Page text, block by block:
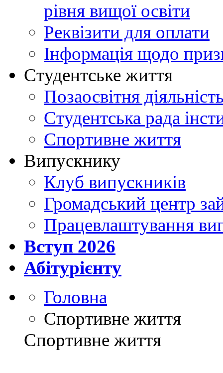
рівня вищої освіти
Реквізити для оплати
Інформація щодо
Студентське життя
Позаосвітня
Студентська рада
Спортивне життя
Випускнику
Клуб випускників
Громадський центр
Працевлаштування
Вступ 2026
Абітурієнту
Головна
Спортивне життя
Спортивне життя